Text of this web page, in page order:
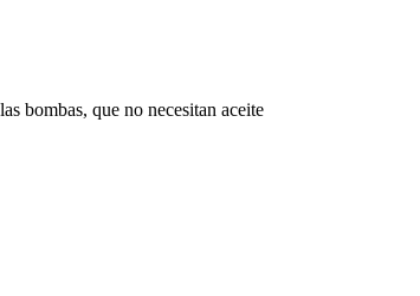
bombas, que no necesitan aceite